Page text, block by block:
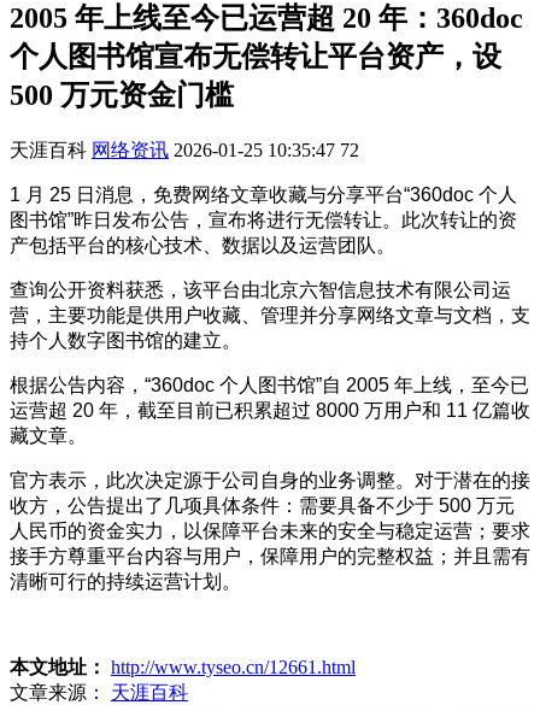
2005 年上线至今已运营超 20 年：360doc
个人图书馆宣布无偿转让平台资产，设
500 万元资金门槛
天涯百科 网络资讯 2026-01-25 10:35:47 72
1 月 25 日消息，免费网络文章收藏与分享平台“360doc 个人
图书馆”昨日发布公告，宣布将进行无偿转让。此次转让的资
产包括平台的核心技术、数据以及运营团队。
查询公开资料获悉，该平台由北京六智信息技术有限公司运
营，主要功能是供用户收藏、管理并分享网络文章与文档，支
持个人数字图书馆的建立。
根据公告内容，“360doc 个人图书馆”自 2005 年上线，至今已
运营超 20 年，截至目前已积累超过 8000 万用户和 11 亿篇收
藏文章。
官方表示，此次决定源于公司自身的业务调整。对于潜在的接
收方，公告提出了几项具体条件：需要具备不少于 500 万元
人民币的资金实力，以保障平台未来的安全与稳定运营；要求
接手方尊重平台内容与用户，保障用户的完整权益；并且需有
清晰可行的持续运营计划。
本文地址： http://www.tyseo.cn/12661.html
文章来源：
天涯百科